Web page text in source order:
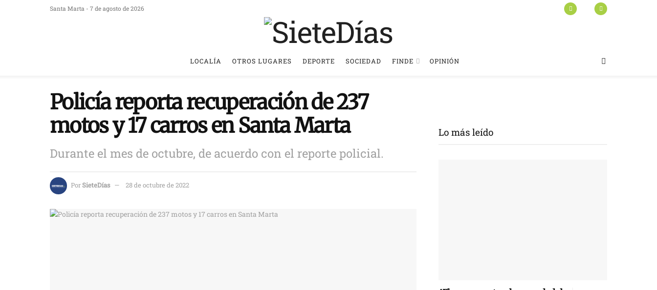
Santa Marta - 7 de agosto de 2026
LOCALÍA OTROS LUGARES DEPORTE SOCIEDAD FINDE OPINIÓN
Policía reporta recuperación de 237
motos y 17 carros en Santa Marta
Durante el mes de octubre, de acuerdo con el reporte policial.
PorSieteDías 28 de octubre de 2022
Lo más leído